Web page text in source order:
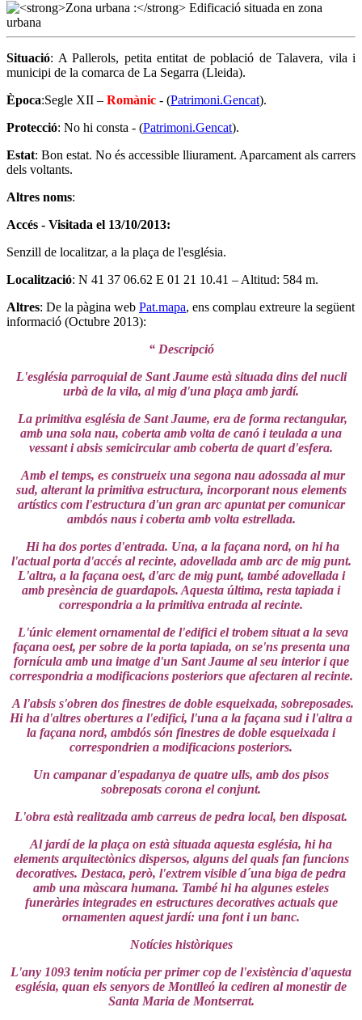
Situació: A Pallerols, petita entitat de població de Talavera, vila i
municipi de la comarca de La Segarra (Lleida).
Època:Segle XII – Romànic - (Patrimoni.Gencat).
Protecció: No hi consta - (Patrimoni.Gencat).
Estat: Bon estat. No és accessible lliurament. Aparcament als carrers
dels voltants.
Altres noms:
Accés - Visitada el 13/10/2013:
Senzill de localitzar, a la plaça de l'església.
Localització: N 41 37 06.62 E 01 21 10.41 – Altitud: 584 m.
Altres: De la pàgina web Pat.mapa, ens complau extreure la següent
informació (Octubre 2013):
“ Descripció
L'església parroquial de Sant Jaume està situada dins del nucli
urbà de la vila, al mig d'una plaça amb jardí.
La primitiva església de Sant Jaume, era de forma rectangular,
amb una sola nau, coberta amb volta de canó i teulada a una
vessant i absis semicircular amb coberta de quart d'esfera.
Amb el temps, es construeix una segona nau adossada al mur
sud, alterant la primitiva estructura, incorporant nous elements
artístics com l'estructura d'un gran arc apuntat per comunicar
ambdós naus i coberta amb volta estrellada.
Hi ha dos portes d'entrada. Una, a la façana nord, on hi ha
l'actual porta d'accés al recinte, adovellada amb arc de mig punt.
L'altra, a la façana oest, d'arc de mig punt, també adovellada i
amb presència de guardapols. Aquesta última, resta tapiada i
correspondria a la primitiva entrada al recinte.
L'únic element ornamental de l'edifici el trobem situat a la seva
façana oest, per sobre de la porta tapiada, on se'ns presenta una
fornícula amb una imatge d'un Sant Jaume al seu interior i que
correspondria a modificacions posteriors que afectaren al recinte.
A l'absis s'obren dos finestres de doble esqueixada, sobreposades.
Hi ha d'altres obertures a l'edifici, l'una a la façana sud i l'altra a
la façana nord, ambdós són finestres de doble esqueixada i
correspondrien a modificacions posteriors.
Un campanar d'espadanya de quatre ulls, amb dos pisos
sobreposats corona el conjunt.
L'obra està realitzada amb carreus de pedra local, ben disposat.
Al jardí de la plaça on està situada aquesta església, hi ha
elements arquitectònics dispersos, alguns del quals fan funcions
decoratives. Destaca, però, l'extrem visible d´una biga de pedra
amb una màscara humana. També hi ha algunes esteles
funeràries integrades en estructures decoratives actuals que
ornamenten aquest jardí: una font i un banc.
Notícies històriques
L'any 1093 tenim notícia per primer cop de l'existència d'aquesta
església, quan els senyors de Montlleó la cediren al monestir de
Santa Maria de Montserrat.